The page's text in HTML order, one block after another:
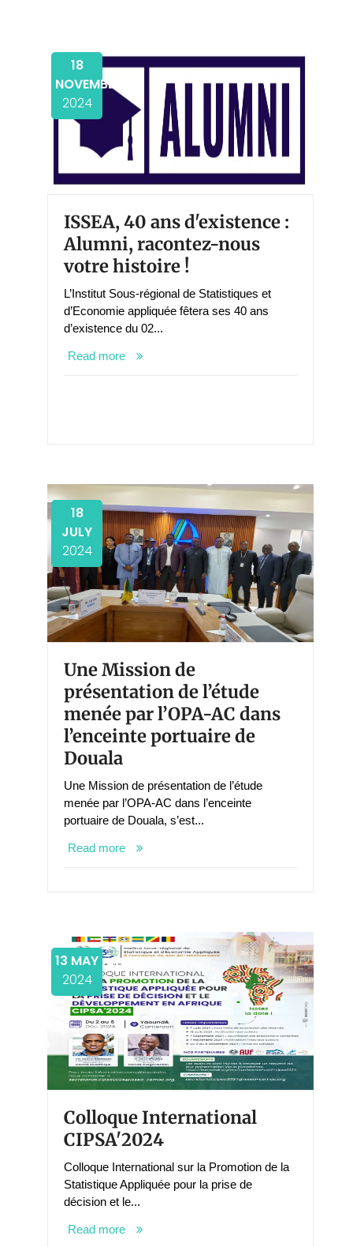
ISSEA, 40 ans d'existence :
Alumni, racontez-nous
votre histoire !
18
NOVEMBER
2024
L’Institut Sous-régional de Statistiques et
d’Economie appliquée fêtera ses 40 ans
d’existence du 02...
Read more
Une Mission de
présentation de l’étude
menée par l’OPA-AC dans
l’enceinte portuaire de
Douala
18
JULY
2024
Une Mission de présentation de l’étude
menée par l’OPA-AC dans l’enceinte
portuaire de Douala, s’est...
Read more
Colloque International
CIPSA'2024
13 MAY
2024
Colloque International sur la Promotion de la
Statistique Appliquée pour la prise de
décision et le...
Read more